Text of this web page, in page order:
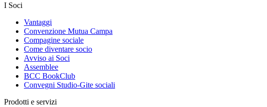
I Soci
Vantaggi
Convenzione Mutua Campa
Compagine sociale
Come diventare socio
Avviso ai Soci
Assemblee
BCC BookClub
Convegni Studio-Gite sociali
Prodotti e servizi